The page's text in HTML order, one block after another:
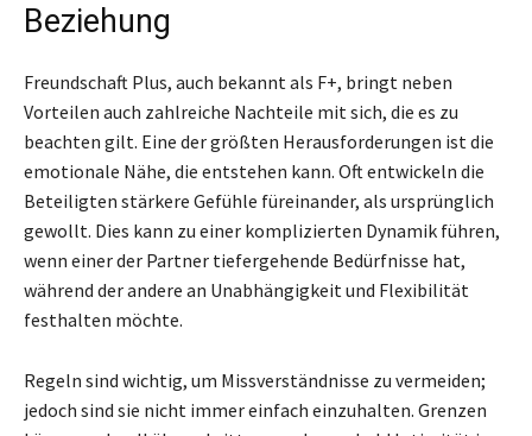
Beziehung
Freundschaft Plus, auch bekannt als F+, bringt neben
Vorteilen auch zahlreiche Nachteile mit sich, die es zu
beachten gilt. Eine der größten Herausforderungen ist die
emotionale Nähe, die entstehen kann. Oft entwickeln die
Beteiligten stärkere Gefühle füreinander, als ursprünglich
gewollt. Dies kann zu einer komplizierten Dynamik führen,
wenn einer der Partner tiefergehende Bedürfnisse hat,
während der andere an Unabhängigkeit und Flexibilität
festhalten möchte.
Regeln sind wichtig, um Missverständnisse zu vermeiden;
jedoch sind sie nicht immer einfach einzuhalten. Grenzen